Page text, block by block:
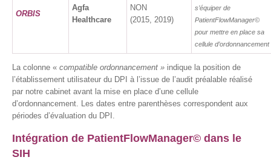
ORBIS
Agfa
Healthcare
NON
(2015, 2019)
s’équiper de
PatientFlowManager©
pour mettre en place sa
cellule d’ordonnancement
La colonne « compatible ordonnancement » indique la position de
l’établissement utilisateur du DPI à l’issue de l’audit préalable réalisé
par notre cabinet avant la mise en place d’une cellule
d’ordonnancement. Les dates entre parenthèses correspondent aux
périodes d’évaluation du DPI.
Intégration de PatientFlowManager© dans le
SIH